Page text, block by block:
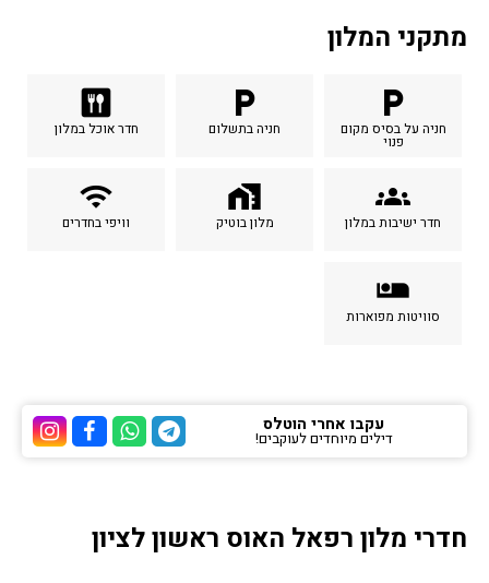
מתקני המלון
local_parking
חניה על בסיס מקום
פנוי
local_parking
חניה בתשלום
dining
חדר אוכל במלון
groups
חדר ישיבות במלון
home_work
מלון בוטיק
wifi
וויפי בחדרים
airline_seat_individual_suite
סוויטות מפוארות
ערוץ ערוץ
ערוץ הוואטסאפ של
ערוץ הטלגרם של הוטלס
עקבו אחרי הוטלס
דילים מיוחדים לעוקבים!
חדרי מלון רפאל האוס ראשון לציון